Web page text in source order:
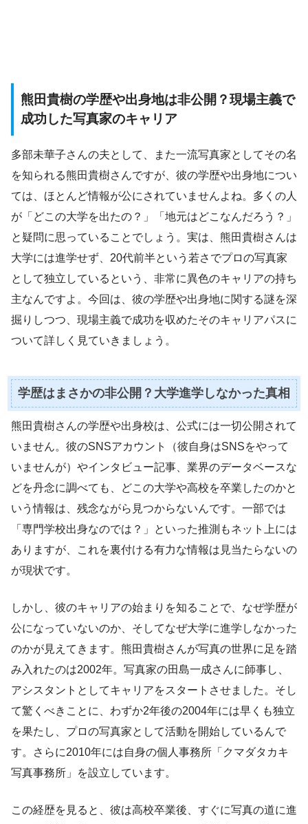
熊田貴樹の学歴や出身地は非公開？現場主義で
成功した写真家のキャリア
多部未華子さんの夫として、また一流写真家としてその名
を知られる熊田貴樹さんですが、彼の学歴や出身地につい
ては、ほとんど情報が公にされていませんよね。多くの人
が「どこの大学を出たの？」「地元はどこなんだろう？」
と疑問に思っていることでしょう。実は、熊田貴樹さんは
大学には進学せず、20代前半という若さでプロの写真家
として独立しているという、非常に異色のキャリアの持ち
主なんですよ。今回は、彼の学歴や出身地に関する謎を深
掘りしつつ、現場主義で成功を収めたそのキャリアパスに
ついて詳しく見ていきましょう。
学歴はまさかの非公開？大学進学しなかった真相
熊田貴樹さんの学歴や出身校は、公式には一切公開されて
いません。彼のSNSアカウント（彼自身はSNSをやって
いませんが）やインタビュー記事、業界のデータベースな
どを丹念に調べても、どこの大学や高校を卒業したのかと
いう情報は、残念ながら見つからないんです。一部では
「専門学校出身なのでは？」といった推測もネット上には
ありますが、これを裏付ける有力な情報は見当たらないの
が現状です。
しかし、彼のキャリアの始まりを知ることで、なぜ学歴が
公になっていないのか、そしてなぜ大学に進学しなかった
のかが見えてきます。熊田貴樹さんが写真の世界に足を踏
み入れたのは2002年。写真家の田島一成さんに師事し、
アシスタントとしてキャリアをスタートさせました。そし
て驚くべきことに、わずか2年後の2004年には早くも独立
を果たし、プロの写真家として活動を開始しているんで
す。さらに2010年には自身の個人事務所「クマダタカキ
写真事務所」を設立しています。
この経歴を見ると、彼は高校卒業後、すぐに写真の道に進